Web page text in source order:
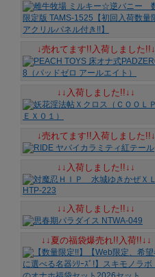
↓売れてます!!入荷しました!!↓
↓↓入荷しました!!↓↓
↓売れてます!!入荷しました!!↓
↓↓入荷しました!!↓↓
↓↓入荷しました!!↓↓
↓↓夏の福袋爆売れ!!入荷!!↓↓